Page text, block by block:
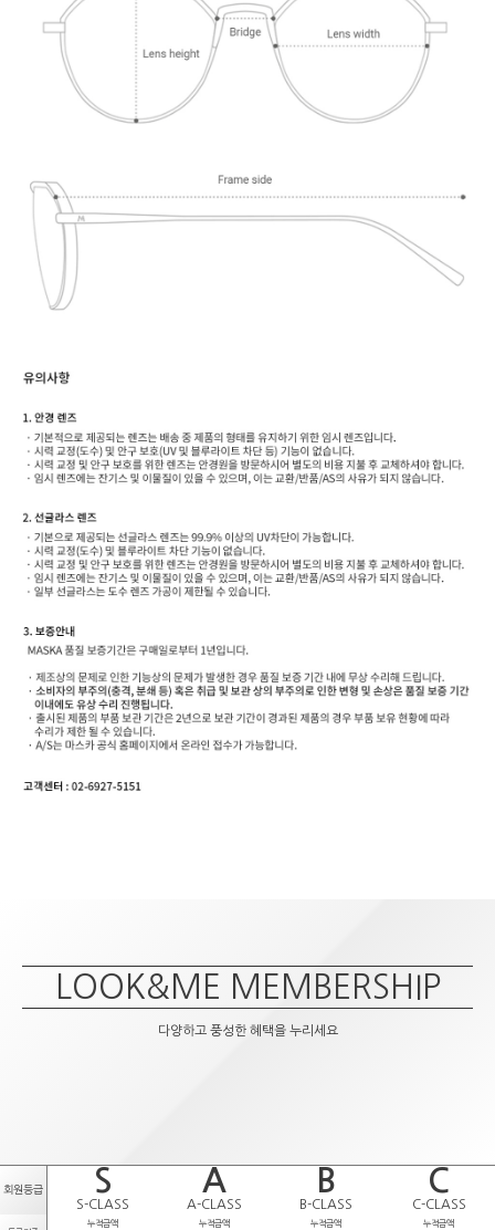
LOOK&ME MEMBERSHIP
다양하고 풍성한 혜택을 누리세요
회원등급 S A B C
S-CLASS A-CLASS B-CLASS C-CLASS
누적금액 누적금액 누적금액 누적금액